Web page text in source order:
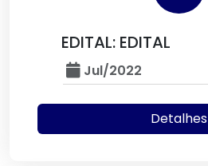
EDITAL: EDITAL
Jul/2022
Detalhes